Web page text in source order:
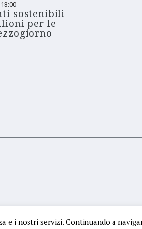
13:00
sostenibili
per le
e i nostri servizi. Continuando a